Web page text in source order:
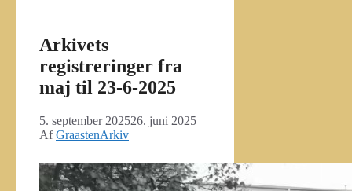
Arkivets
registreringer fra
maj til 23-6-2025
5. september 202526. juni 2025
AfGraastenArkiv